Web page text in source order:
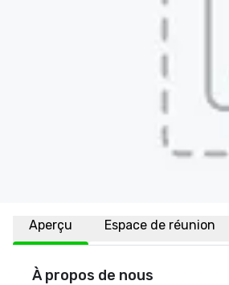
Aperçu Espace de réunion
À propos de nous